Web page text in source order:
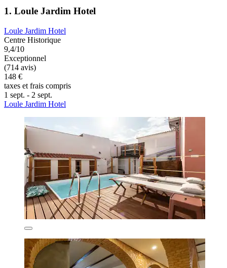
1. Loule Jardim Hotel
Loule Jardim Hotel
Centre Historique
9,4/10
Exceptionnel
(714 avis)
148 €
taxes et frais compris
1 sept. - 2 sept.
Loule Jardim Hotel